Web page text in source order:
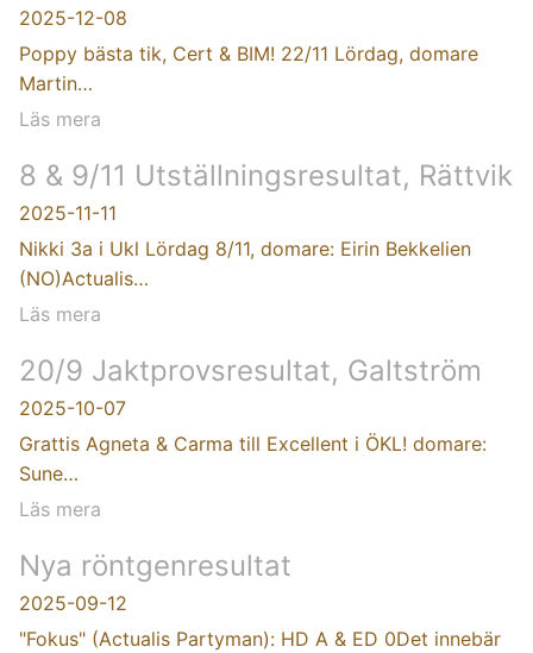
2025-12-08
Poppy bästa tik, Cert & BIM! 22/11 Lördag, domare
Martin…
Läs mera
8 & 9/11 Utställningsresultat, Rättvik
2025-11-11
Nikki 3a i Ukl Lördag 8/11, domare: Eirin Bekkelien
(NO)Actualis…
Läs mera
20/9 Jaktprovsresultat, Galtström
2025-10-07
Grattis Agneta & Carma till Excellent i ÖKL! domare:
Sune…
Läs mera
Nya röntgenresultat
2025-09-12
"Fokus" (Actualis Partyman): HD A & ED 0Det innebär